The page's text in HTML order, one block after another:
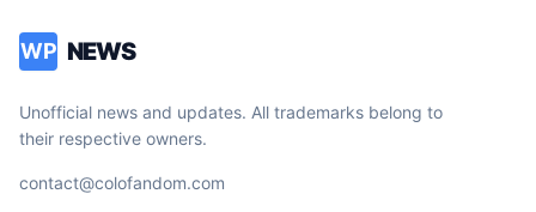
WP NEWS
Unofficial news and updates. All trademarks belong to
their respective owners.
contact@colofandom.com